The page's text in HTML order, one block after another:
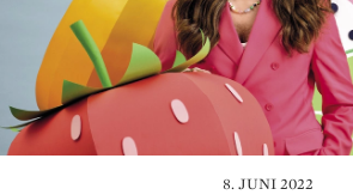
8. JUNI 2022